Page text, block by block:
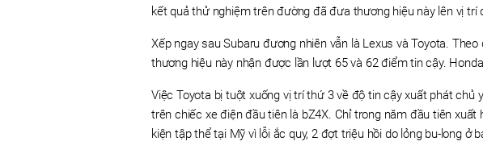
kết quả thử nghiệm trên đường đã đưa thương hiệu này lên vị trí
Xếp ngay sau Subaru đương nhiên vẫn là Lexus và Toyota.
thương hiệu này nhận được lần lượt 65 và 62 điểm tin cậy.
Việc Toyota bị tuột xuống vị trí thứ 3 về độ tin cậy xuất phát chủ
trên chiếc xe điện đầu tiên là bZ4X. Chỉ trong năm đầu tiên xuất
kiện tập thể tại Mỹ vì lỗi ắc quy, 2 đợt triệu hồi do lỏng bu-long ở